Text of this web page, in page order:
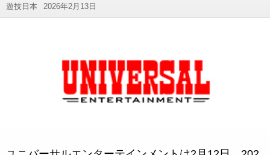
遊技日本 2026年2月13日